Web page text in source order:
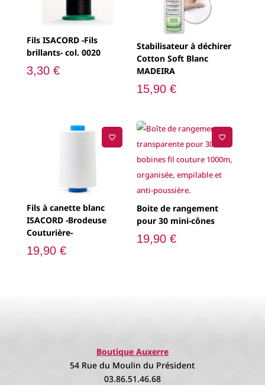
Fils ISACORD -Fils
brillants- col. 0020
3,30 €
Stabilisateur à déchirer
Cotton Soft Blanc
MADEIRA
15,90€
Fils à canette blanc
ISACORD -Brodeuse
Couturière-
19,90 €
Boite de rangement
pour 30 mini-cônes
19,90€
Boutique Auxerre
54 Rue du Moulin du Président
03.86.51.46.68